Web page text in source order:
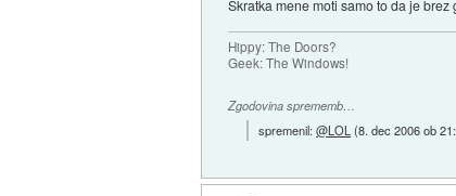
Skratka mene moti samo to da je
Hippy: The Doors?
Geek: The Windows!
Zgodovina sprememb…
spremenil:@LOL(8. dec 2006 ob